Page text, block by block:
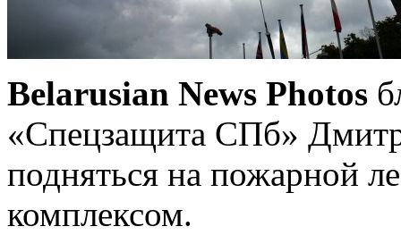
Belarusian News Photos
«Спецзащита СПб»
подняться на пожарной
комплексом.